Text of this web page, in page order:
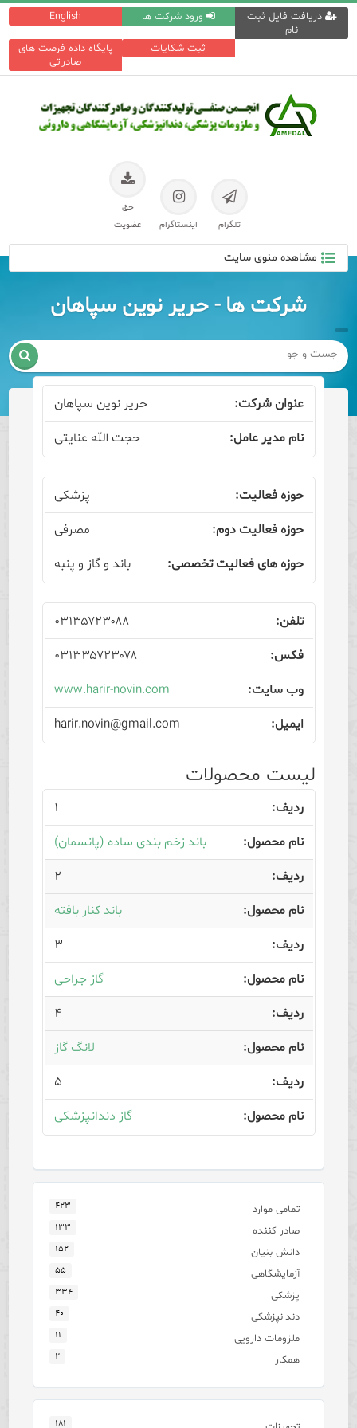
English ورود شرکت ها
دریافت فایل ثبت
نام
پایگاه داده فرصت های
صادراتی
ثبت شکایات
تلگرام اینستاگرام
حق
عضویت
مشاهده منوی سایت
شرکت ها - حریر نوین سپاهان

حریر نوین سپاهان
حجت الله عنایتی
پزشکی
مصرفی
باند و گاز و پنبه
۰۳۱۳۵۷۲۳۰۸۸
۰۳۱۳۳۵۷۲۳۰۷۸
www.harir-novin.com
harir.novin@gmail.com
لیست محصولات
۱
باند زخم بندی ساده (پانسمان)
۲
باند کنار بافته
۳
گاز جراحی
۴
لانگ گاز
۵
گاز دندانپزشکی
تمامی موارد ۴۲۳
صادر کننده ۱۳۳
دانش بنیان ۱۵۲
آزمایشگاهی ۵۵
پزشکی ۳۳۴
دندانپزشکی ۴۰
ملزومات دارویی ۱۱
همکار ۲
۱۸۱